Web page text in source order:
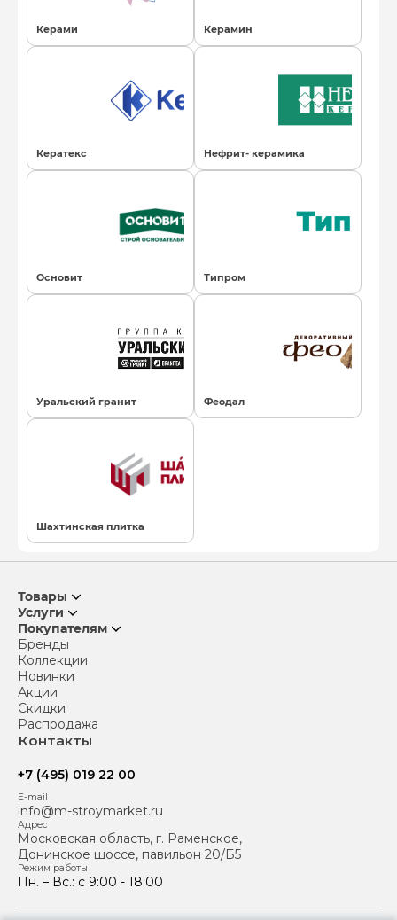
Керами Керамин
Кератекс Нефрит- керамика
Основит Типром
Уральский гранит Феодал
Шахтинская плитка
Товары
Услуги
Покупателям
Бренды
Коллекции
Новинки
Акции
Скидки
Распродажа
Контакты
+7 (495) 019 22 00
E-mail
info@m-stroymarket.ru
Адрес
Московская область, г. Раменское,
Донинское шоссе, павильон 20/Б5
Режим работы
Пн. – Вс.: с 9:00 - 18:00